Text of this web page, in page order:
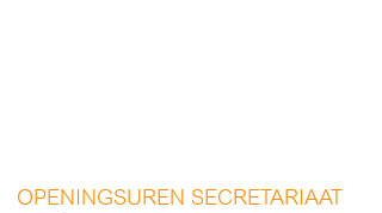
OPENINGSUREN SECRETARIAAT